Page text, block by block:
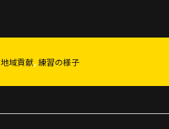
地域貢献, 練習の様子